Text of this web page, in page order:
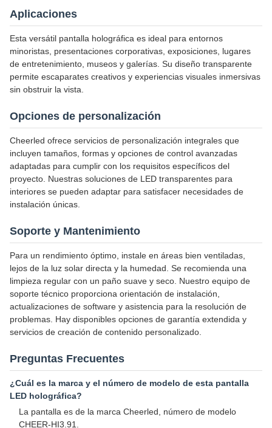
Aplicaciones
Esta versátil pantalla holográfica es ideal para entornos
minoristas, presentaciones corporativas, exposiciones, lugares
de entretenimiento, museos y galerías. Su diseño transparente
permite escaparates creativos y experiencias visuales inmersivas
sin obstruir la vista.
Opciones de personalización
Cheerled ofrece servicios de personalización integrales que
incluyen tamaños, formas y opciones de control avanzadas
adaptadas para cumplir con los requisitos específicos del
proyecto. Nuestras soluciones de LED transparentes para
interiores se pueden adaptar para satisfacer necesidades de
instalación únicas.
Soporte y Mantenimiento
Para un rendimiento óptimo, instale en áreas bien ventiladas,
lejos de la luz solar directa y la humedad. Se recomienda una
limpieza regular con un paño suave y seco. Nuestro equipo de
soporte técnico proporciona orientación de instalación,
actualizaciones de software y asistencia para la resolución de
problemas. Hay disponibles opciones de garantía extendida y
servicios de creación de contenido personalizado.
Preguntas Frecuentes
¿Cuál es la marca y el número de modelo de esta pantalla
LED holográfica?
La pantalla es de la marca Cheerled, número de modelo
CHEER-HI3.91.